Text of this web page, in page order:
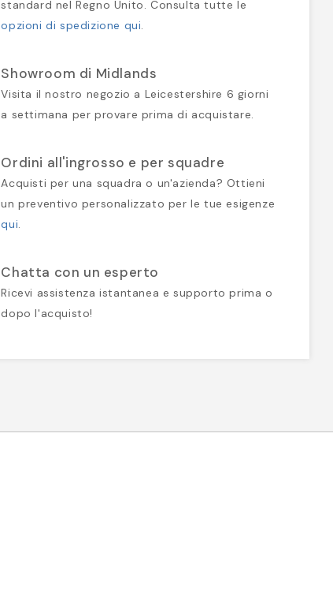
standard nel Regno Unito. Consulta tutte le
opzioni di spedizione qui.
Showroom di Midlands
Visita il nostro negozio a Leicestershire 6 giorni
a settimana per provare prima di acquistare.
Ordini all'ingrosso e per squadre
Acquisti per una squadra o un'azienda? Ottieni
un preventivo personalizzato per le tue esigenze
qui.
Chatta con un esperto
Ricevi assistenza istantanea e supporto prima o
dopo l'acquisto!